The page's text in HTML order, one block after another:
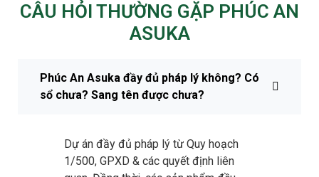
CÂU HỎI THƯỜNG GẶP PHÚC AN
ASUKA
Phúc An Asuka đầy đủ pháp lý không? Có
sổ chưa? Sang tên được chưa?
Dự án đầy đủ pháp lý từ Quy hoạch
1/500, GPXD & các quyết định liên